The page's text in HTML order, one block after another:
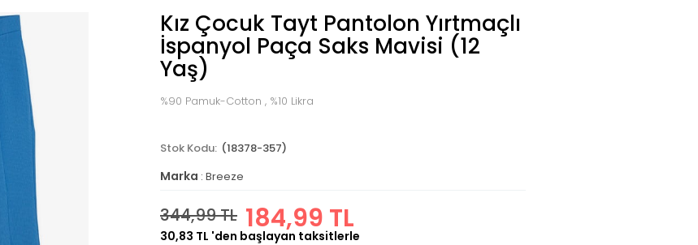
Kız Çocuk Tayt Pantolon Yırtmaçlı
İspanyol Paça Saks Mavisi (12
Yaş)
%90 Pamuk-Cotton , %10 Likra
(18378-357)
Marka : Breeze
344,99 TL 184,99 TL
30,83 TL 'den başlayan taksitlerle